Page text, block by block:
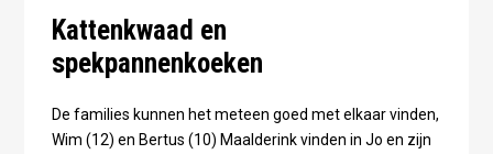
Kattenkwaad en
spekpannenkoeken
De families kunnen het meteen goed met elkaar vinden,
Wim (12) en Bertus (10) Maalderink vinden in Jo en zijn